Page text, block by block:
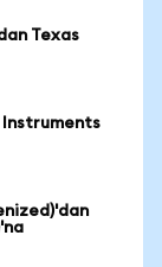
Texas
Instruments